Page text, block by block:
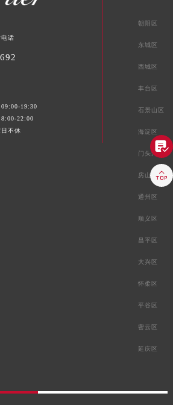
话
19:30
22:00
不休
朝阳区
东城区
西城区
丰台区
石景山区
海淀区
门头沟区
房山区
通州区
顺义区
昌平区
大兴区
怀柔区
平谷区
密云区
延庆区

